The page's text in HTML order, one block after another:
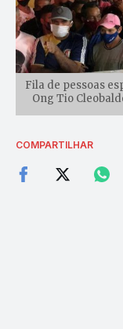
Fila de pessoas
Ong Tio
COMPARTILHAR